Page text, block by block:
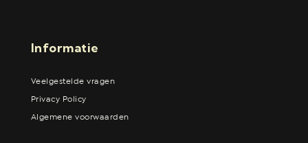
Informatie
Veelgestelde vragen
Privacy Policy
Algemene voorwaarden